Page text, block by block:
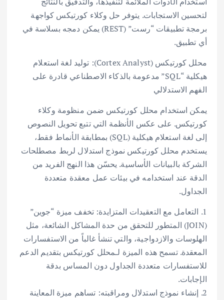
لتحسين الاستجابات. يتوفر حل وكلاء كورتيكس كواجهة
برمجة تطبيقات “رست” (REST) يمكن دمجه بسلاسة في
أي تطبيق.
محلل كورتيكس (Cortex Analyst): توليد لغة استعلام
هيكلية “SQL” مدعومة بالذكاء الاصطناعي قادرة على
الفهم الاستدلالي
يمكن استخدام محلل كورتيكس ضمن منظومة وكلاء
كورتيكس. على عكس الأنظمة التي تتبع تحويل النصوص
إلى لغة استعلام هيكلية (SQL) بمطابقة الأنماط فقط،
يستخدم محلل كورتيكس نموذج استدلال لربط مصطلحات
الشركة بالبيانات الأساسية. يحسّن هذا النهج الفريد من
الدقة عند استخدامه في بيئات عمل معقدة متعددة
الجداول.
1. التعامل مع التعقيدات المتزايدة: تخفف ميزة “جوين”
(JOIN) المتطور للتحقق من حدة المشاكل الشائعة، مثل
الهلوسات والازدواجية، والتي تنشأ غالباً من الاستفسارات
المعقدة. تسمح هذه الميزة لـمحلل كورتيكس بتقديم الدعم
للاستفسارات متعددة الجداول دون المساس بدقة
الإجابات.
2. إنشاء نموذج استدلال ومراقبته: تساهم ميزة المعاينة